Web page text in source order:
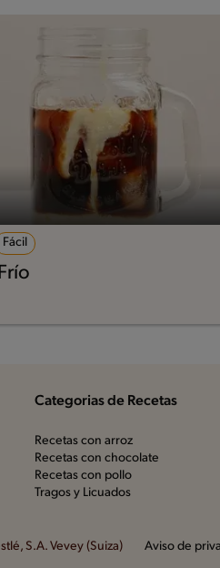
Fácil
Categorias de Recetas
Recetas con arroz
Recetas con chocolate
Recetas con pollo
Tragos y Licuados
S.A. Vevey (Suiza) Aviso de